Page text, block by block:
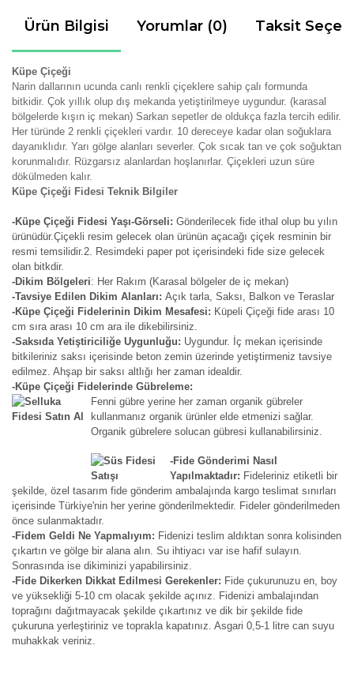
Ürün Bilgisi Yorumlar (0) Taksit
Küpe Çiçeği
Narin dallarının ucunda canlı renkli çiçeklere sahip çalı formunda
bitkidir. Çok yıllık olup dış mekanda yetiştirilmeye uygundur. (karasal
bölgelerde kışın iç mekan) Sarkan sepetler de oldukça fazla tercih edilir.
Her türünde 2 renkli çiçekleri vardır. 10 dereceye kadar olan soğuklara
dayanıklıdır. Yarı gölge alanları severler. Çok sıcak tan ve çok soğuktan
korunmalıdır. Rüzgarsız alanlardan hoşlanırlar. Çiçekleri uzun süre
dökülmeden kalır.
Küpe Çiçeği Fidesi Teknik Bilgiler
-Küpe Çiçeği Fidesi Yaşı-Görseli: Gönderilecek fide ithal olup bu yılın
ürünüdür.Çiçekli resim gelecek olan ürünün açacağı çiçek resminin bir
resmi temsilidir.2. Resimdeki paper pot içerisindeki fide size gelecek
olan bitkdir.
-Dikim Bölgeleri: Her Rakım (Karasal bölgeler de iç mekan)
-Tavsiye Edilen Dikim Alanları: Açık tarla, Saksı, Balkon ve Teraslar
-Küpe Çiçeği Fidelerinin Dikim Mesafesi: Küpeli Çiçeği fide arası 10
cm sıra arası 10 cm ara ile dikebilirsiniz.
-Saksıda Yetiştiriciliğe Uygunluğu: Uygundur. İç mekan içerisinde
bitkileriniz saksı içerisinde beton zemin üzerinde yetiştirmeniz tavsiye
edilmez. Ahşap bir saksı altlığı her zaman idealdir.
-Küpe Çiçeği Fidelerinde Gübreleme:
Fenni gübre yerine her zaman organik gübreler
kullanmanız organik ürünler elde etmenizi sağlar.
Organik gübrelere solucan gübresi kullanabilirsiniz.
-Fide Gönderimi Nasıl
Yapılmaktadır: Fideleriniz etiketli bir
şekilde, özel tasarım fide gönderim ambalajında kargo teslimat sınırları
içerisinde Türkiye'nin her yerine gönderilmektedir. Fideler gönderilmeden
önce sulanmaktadır.
-Fidem Geldi Ne Yapmalıyım: Fidenizi teslim aldıktan sonra kolisinden
çıkartın ve gölge bir alana alın. Su ihtiyacı var ise hafif sulayın.
Sonrasında ise dikiminizi yapabilirsiniz.
-Fide Dikerken Dikkat Edilmesi Gerekenler: Fide çukurunuzu en, boy
ve yüksekliği 5-10 cm olacak şekilde açınız. Fidenizi ambalajından
toprağını dağıtmayacak şekilde çıkartınız ve dik bir şekilde fide
çukuruna yerleştiriniz ve toprakla kapatınız. Asgari 0,5-1 litre can suyu
muhakkak veriniz.